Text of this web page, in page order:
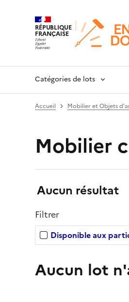
RÉPUBLIQUE
FRANÇAISE
Catégories de lots
Accueil Mobilier et Objets
Mobilier
Résultats:
Aucun résultat
Filtrer
Disponible aux
Aucun lot